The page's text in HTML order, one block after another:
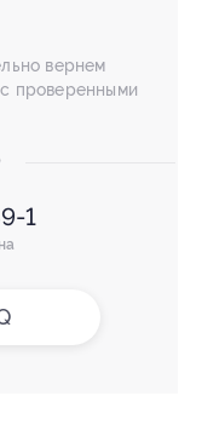
вернем
проверенными
1